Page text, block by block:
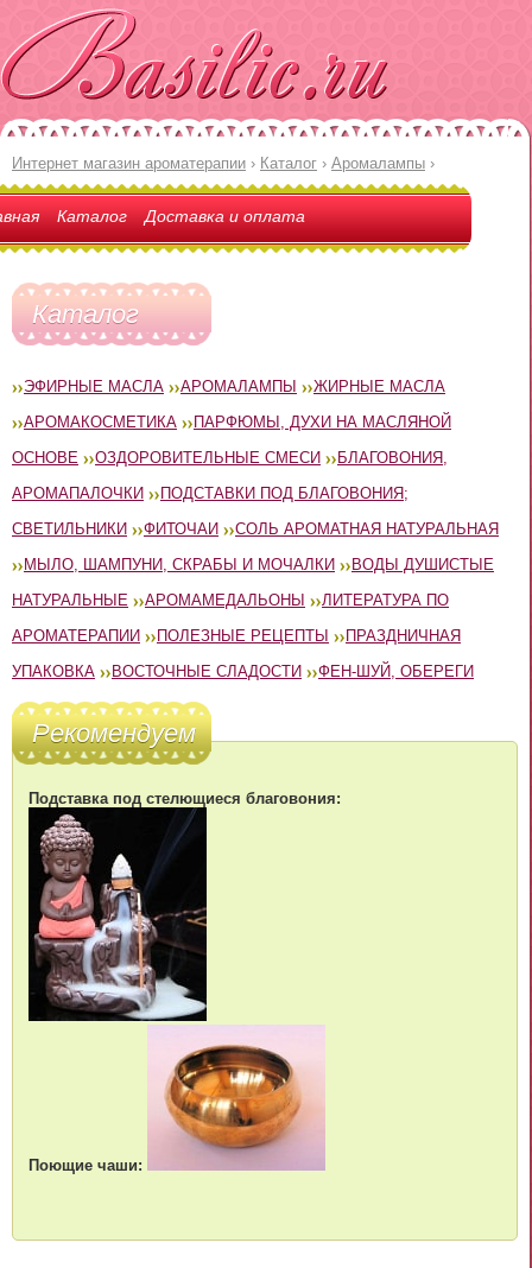
Интернет магазин ароматерапии › Каталог › Аромалампы ›
Каталог Доставка и оплата
Каталог
ЭФИРНЫЕ МАСЛА АРОМАЛАМПЫ
ЖИРНЫЕ МАСЛА
АРОМАКОСМЕТИКА
ПАРФЮМЫ, ДУХИ НА МАСЛЯНОЙ
ОСНОВЕ
ОЗДОРОВИТЕЛЬНЫЕ СМЕСИ
БЛАГОВОНИЯ,
АРОМАПАЛОЧКИ
ПОДСТАВКИ ПОД БЛАГОВОНИЯ;
СВЕТИЛЬНИКИ
ФИТОЧАИ
СОЛЬ АРОМАТНАЯ НАТУРАЛЬНАЯ
МЫЛО, ШАМПУНИ, СКРАБЫ И МОЧАЛКИ
ВОДЫ ДУШИСТЫЕ
НАТУРАЛЬНЫЕ
АРОМАМЕДАЛЬОНЫ
ЛИТЕРАТУРА ПО
АРОМАТЕРАПИИ
ПОЛЕЗНЫЕ РЕЦЕПТЫ
ПРАЗДНИЧНАЯ
УПАКОВКА
ВОСТОЧНЫЕ СЛАДОСТИ ФЕН-ШУЙ, ОБЕРЕГИ
Рекомендуем
Подставка под стелющиеся благовония:
Поющие чаши: